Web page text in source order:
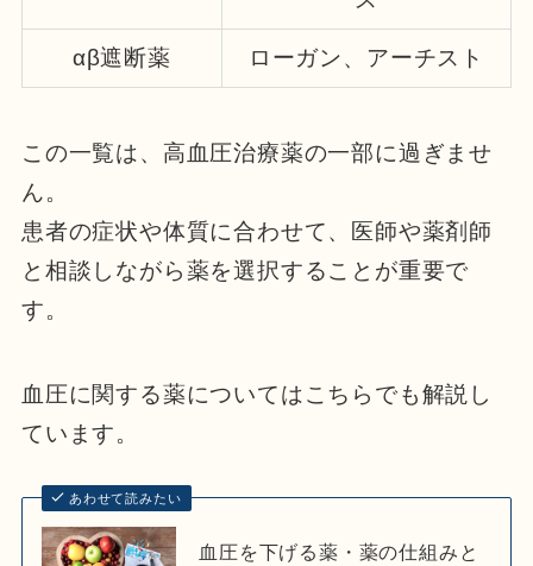
αβ遮断薬 ローガン、アーチスト
この一覧は、高血圧治療薬の一部に過ぎませ
ん。
患者の症状や体質に合わせて、医師や薬剤師
と相談しながら薬を選択することが重要で
す。
血圧に関する薬についてはこちらでも解説し
ています。
あわせて読みたい
血圧を下げる薬・薬の仕組みと